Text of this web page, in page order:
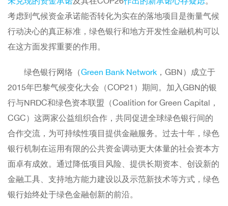
考虑到气候资金承诺能否转化为实在的落地项目是衡量气候
行动决心的真正标准，绿色银行和地方开发性金融机构可以
在这方面发挥重要的作用。
绿色银行网络（Green Bank Network ，GBN）成立于
2015年巴黎气候变化大会（COP21）期间。加入GBN的银
行与NRDC和绿色资本联盟（Coalition for Green Capital，
CGC）这两家公益组织合作，共同促进全球绿色银行间的
合作交流，为可持续性项目提供金融服务。过去十年，绿色
银行机制在运用有限的公共资金调动更大体量的社会资本方
面卓有成效。通过降低项目风险、提供长期资本、创设新的
金融工具、支持地方能力建设以及示范新技术等方式，绿色
银行始终处于绿色金融创新的前沿。